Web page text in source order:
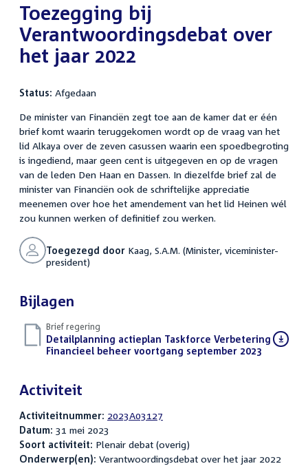
:Toezegging bij
Verantwoordingsdebat over
het jaar 2022
Status: Afgedaan
De minister van Financiën zegt toe aan de kamer dat er één
brief komt waarin teruggekomen wordt op de vraag van het
lid Alkaya over de zeven casussen waarin een spoedbegroting
is ingediend, maar geen cent is uitgegeven en op de vragen
van de leden Den Haan en Dassen. In diezelfde brief zal de
minister van Financiën ook de schriftelijke appreciatie
meenemen over hoe het amendement van het lid Heinen wél
zou kunnen werken of definitief zou werken.
Toegezegd doorKaag, S.A.M. (Minister, viceminister-
president)
Bijlagen
Brief regering
Download
bestand:
Detailplanning actieplan Taskforce Verbetering
Financieel beheer voortgang september 2023 (PDF)
Activiteit
Activiteitnummer: 2023A03127
Datum: 31 mei 2023
Soort activiteit: Plenair debat (overig)
Onderwerp(en): Verantwoordingsdebat over het jaar 2022